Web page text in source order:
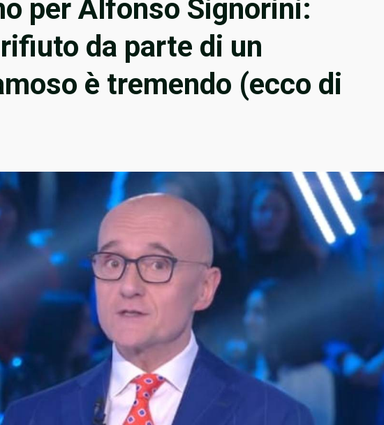
per Alfonso Signorini:
da parte di un
è tremendo (ecco di